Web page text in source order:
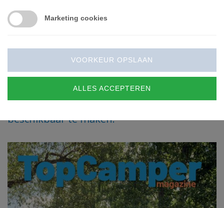
TopCamper magazine verscheen voor het
eerst in 2011. Sindsdien verschijnt
u een overzicht van alle reeds verschenen
edities van TopCamper magazine vinden.
Wij hopen op termijn ook de content uit
eerder verschenen edities online
beschikbaar te maken.
Marketing cookies
VOORKEUR OPSLAAN
ALLES ACCEPTEREN